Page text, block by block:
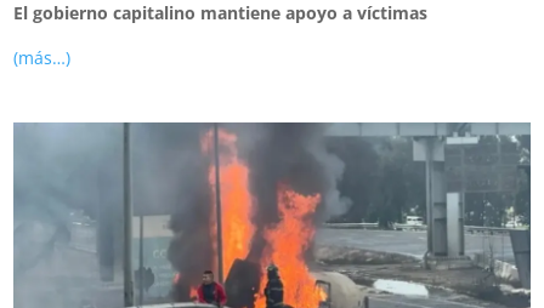
El gobierno capitalino mantiene apoyo a víctimas
(más…)